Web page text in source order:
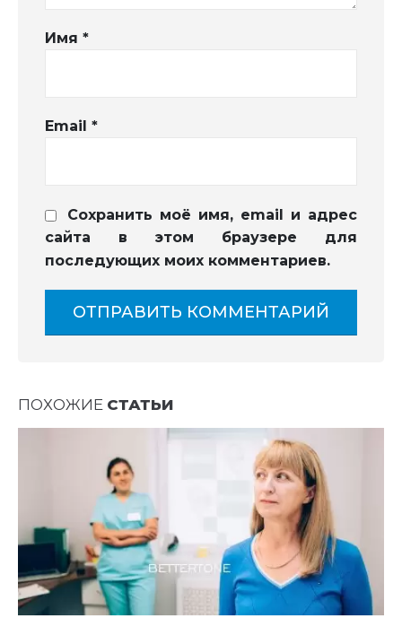
Имя *
Email *
Сохранить моё имя, email и адрес
сайта в этом браузере для
последующих моих комментариев.
ПОХОЖИЕ СТАТЬИ